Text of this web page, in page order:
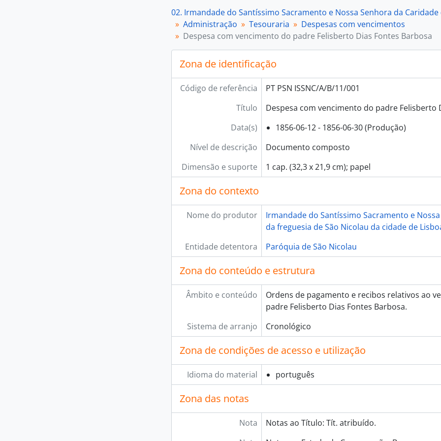
[Documento composto] 003 - Despesa com vencimento
[Documento composto] 004 - Despesa com vencimento do
[Documento composto] 005 - Despesa com vencimento do padre Joaquim
[Documento composto] 006 - Despesa com vencimento do
[Documento composto] 007 - Despesa com vencimento
[Documento composto] 008 - Despesa com vencimento
[Documento composto] 009 - Despesa com o vencimento do
[Documento composto] 010 - Despesa com o vencimento
[Documento composto] 011 - Despesa com o vencimento
[Documento composto] 012 - Despesa com o andador
[Documento composto] 013 - Despesa com o
[Documento composto] 015 - Despesa com o
[Documento composto] 016 - Despesas com o
[Documento composto] 017 - Empregados. Menino de
[Documento composto] 019 - Irmandade.
[Documento composto] 020 - Irmandade.
[Documento composto] 021 - Irmandade.
[Documento composto] 022 - Irmandade.
[Série] 12 - Despesas com seguros, 1813-06-15 - 1873-05-
[Série] 13 - Despesas de expediente, 1756-03-15 - 1872-
[Série] 14 - Outras receitas e despesas, 1752 - 1991
[Subsecção] D - Companhia Auxiliadora, 1845 - 1949-10-04
[Subsecção] E - Escolas da Irmandade, 1832-05-01 - 1971-06-
[Subsecção] F - Fábrica da Igreja, 1756-04-09 - 1873-06-30
[Secção] B - Assembleia Geral, 1758-05-21 - 1968-03-05
[Subfundo] CNSC - Congregação de Nossa Senhora da
[Subfundo] ISS - Irmandade do Santíssimo Sacramento, 1636 -
02. Irmandade do Santíssimo Sacramento e Nossa Senhora da
Administração
Tesouraria
Despesas com vencimentos
Despesa com vencimento do padre Felisberto Dias Fontes Barbosa
Zona de identificação
Código de referência
PT PSN ISSNC/A/B/11/001
Título
Despesa com vencimento do padre Felisberto
Data(s)
1856-06-12 - 1856-06-30 (Produção)
Nível de descrição
Documento composto
Dimensão e suporte
1 cap. (32,3 x 21,9 cm); papel
Zona do contexto
Nome do produtor
Irmandade do Santíssimo Sacramento e
da freguesia de São Nicolau da cidade de
Entidade detentora
Paróquia de São Nicolau
Zona do conteúdo e estrutura
Âmbito e conteúdo
Ordens de pagamento e recibos relativos ao
padre Felisberto Dias Fontes Barbosa.
Sistema de arranjo
Cronológico
Zona de condições de acesso e utilização
Idioma do material português
Zona das notas
Nota
Notas ao Título: Tít. atribuído.